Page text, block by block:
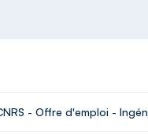
- Offre d'emploi -